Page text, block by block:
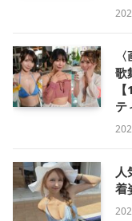
歌
テ
人
着